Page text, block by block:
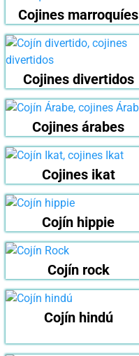
Cojines marroquíes
Cojines divertidos
Cojines árabes
Cojines ikat
Cojín hippie
Cojín rock
Cojín hindú